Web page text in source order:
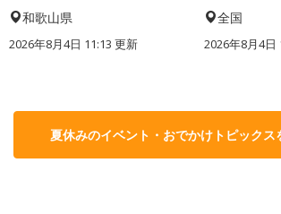
和歌山県
2026年8月4日 11:13 更新
全国
2026年8月4日
夏休みのイベント・おでかけトピックス